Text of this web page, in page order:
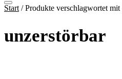
Start / Produkte verschlagwortet mit
unzerstörbar